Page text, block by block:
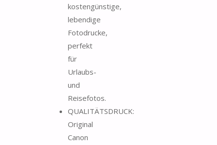
kostengünstige,
lebendige
Fotodrucke,
perfekt
für
Urlaubs-
und
Reisefotos.
QUALITÄTSDRUCK:
Original
Canon